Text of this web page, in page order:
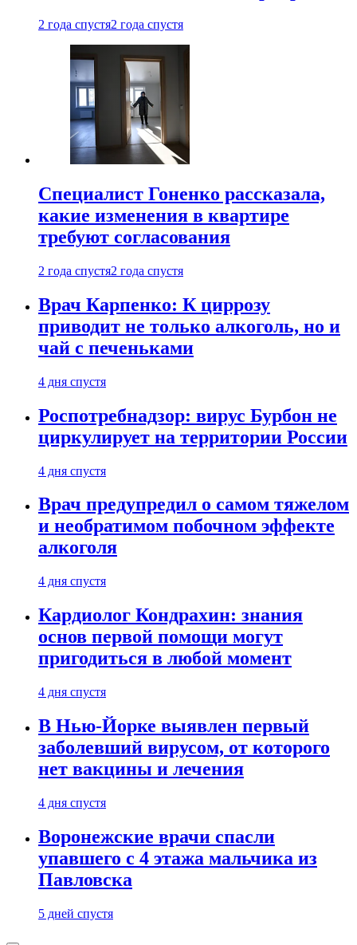
2 года спустя2 года спустя
Специалист Гоненко рассказала,
какие изменения в квартире
требуют согласования
2 года спустя2 года спустя
Врач Карпенко: К циррозу
приводит не только алкоголь, но и
чай с печеньками
4 дня спустя
Роспотребнадзор: вирус Бурбон не
циркулирует на территории России
4 дня спустя
Врач предупредил о самом тяжелом
и необратимом побочном эффекте
алкоголя
4 дня спустя
Кардиолог Кондрахин: знания
основ первой помощи могут
пригодиться в любой момент
4 дня спустя
В Нью-Йорке выявлен первый
заболевший вирусом, от которого
нет вакцины и лечения
4 дня спустя
Воронежские врачи спасли
упавшего с 4 этажа мальчика из
Павловска
5 дней спустя